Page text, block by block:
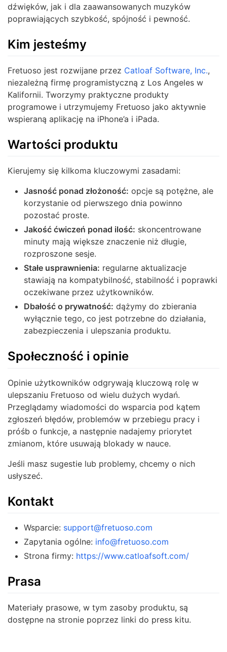
dźwięków, jak i dla zaawansowanych muzyków
poprawiających szybkość, spójność i pewność.
Kim jesteśmy
Fretuoso jest rozwijane przez Catloaf Software, Inc.,
niezależną firmę programistyczną z Los Angeles w
Kalifornii. Tworzymy praktyczne produkty
programowe i utrzymujemy Fretuoso jako aktywnie
wspieraną aplikację na iPhone’a i iPada.
Wartości produktu
Kierujemy się kilkoma kluczowymi zasadami:
Jasność ponad złożoność: opcje są potężne, ale
korzystanie od pierwszego dnia powinno
pozostać proste.
Jakość ćwiczeń ponad ilość: skoncentrowane
minuty mają większe znaczenie niż długie,
rozproszone sesje.
Stałe usprawnienia: regularne aktualizacje
stawiają na kompatybilność, stabilność i poprawki
oczekiwane przez użytkowników.
Dbałość o prywatność: dążymy do zbierania
wyłącznie tego, co jest potrzebne do działania,
zabezpieczenia i ulepszania produktu.
Społeczność i opinie
Opinie użytkowników odgrywają kluczową rolę w
ulepszaniu Fretuoso od wielu dużych wydań.
Przeglądamy wiadomości do wsparcia pod kątem
zgłoszeń błędów, problemów w przebiegu pracy i
próśb o funkcje, a następnie nadajemy priorytet
zmianom, które usuwają blokady w nauce.
Jeśli masz sugestie lub problemy, chcemy o nich
usłyszeć.
Kontakt
Wsparcie: support@fretuoso.com
Zapytania ogólne: info@fretuoso.com
Strona firmy: https://www.catloafsoft.com/
Prasa
Materiały prasowe, w tym zasoby produktu, są
dostępne na stronie poprzez linki do press kitu.